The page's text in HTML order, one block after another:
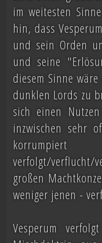
im weitesten
hin, dass
und sein Orden
und seine
diesem Sinne
dunklen Lords zu
sich einen
inzwischen sehr
verfolgt/
großen
weniger jenen -
Vesperum